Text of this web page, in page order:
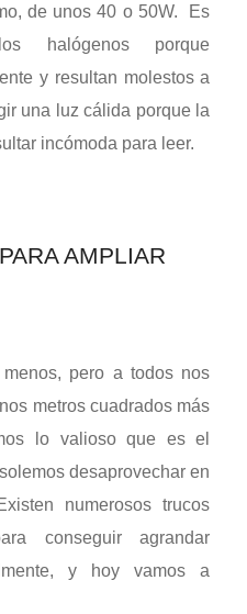
de unos 40 o 50W. Es
halógenos porque
y resultan molestos a
una luz cálida porque la
incómoda para leer.
AMPLIAR
pero a todos nos
metros cuadrados más
lo valioso que es el
desaprovechar en
numerosos trucos
conseguir agrandar
y hoy vamos a